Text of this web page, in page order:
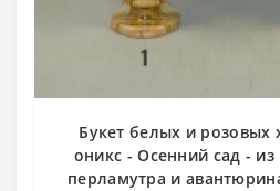
Букет белых и розовых
оникс - Осенний сад - из
перламутра и